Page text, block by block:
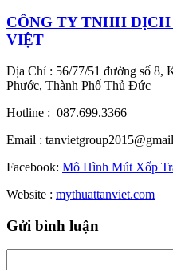
CÔNG TY TNHH
VIỆT
Địa Chỉ : 56/77/51 đường số 8,
Phước, Thành Phố Thủ Đức
Hotline : 087.699.3366
Email :
Facebook: Mô Hình Mút Xốp
Website : mythuattanviet.com
Gửi bình luận